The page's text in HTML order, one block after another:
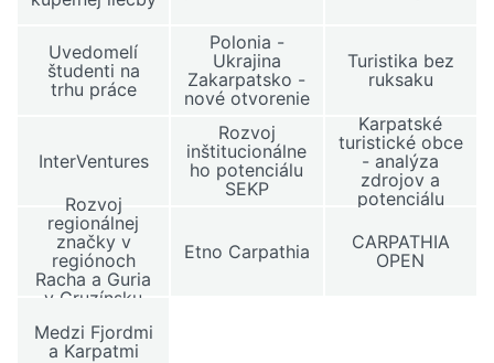
Uvedomelí
študenti na
trhu práce
Polonia -
Ukrajina
Zakarpatsko -
nové otvorenie
Turistika bez
ruksaku
InterVentures
Rozvoj
inštitucionálne
ho potenciálu
SEKP
Karpatské
turistické obce
- analýza
zdrojov a
potenciálu
Rozvoj
regionálnej
značky v
regiónoch
Racha a Guria
v Gruzínsku
Etno Carpathia
CARPATHIA
OPEN
Medzi Fjordmi
a Karpatmi